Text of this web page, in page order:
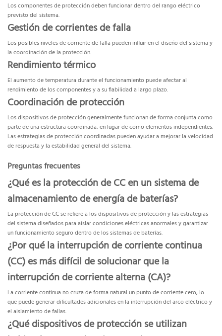
Los componentes de protección deben funcionar dentro del rango eléctrico
previsto del sistema.
Gestión de corrientes de falla
Los posibles niveles de corriente de falla pueden influir en el diseño del sistema y
la coordinación de la protección.
Rendimiento térmico
El aumento de temperatura durante el funcionamiento puede afectar al
rendimiento de los componentes y a su fiabilidad a largo plazo.
Coordinación de protección
Los dispositivos de protección generalmente funcionan de forma conjunta como
parte de una estructura coordinada, en lugar de como elementos independientes.
Las estrategias de protección coordinadas pueden ayudar a mejorar la velocidad
de respuesta y la estabilidad general del sistema.
Preguntas frecuentes
¿Qué es la protección de CC en un sistema de
almacenamiento de energía de baterías?
La protección de CC se refiere a los dispositivos de protección y las estrategias
del sistema diseñados para aislar condiciones eléctricas anormales y garantizar
un funcionamiento seguro dentro de los sistemas de baterías.
¿Por qué la interrupción de corriente continua
(CC) es más difícil de solucionar que la
interrupción de corriente alterna (CA)?
La corriente continua no cruza de forma natural un punto de corriente cero, lo
que puede generar dificultades adicionales en la interrupción del arco eléctrico y
el aislamiento de fallas.
¿Qué dispositivos de protección se utilizan